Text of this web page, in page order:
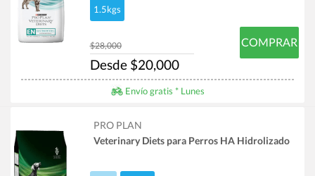
1.5kgs
$28,000
Desde $20,000
COMPRAR
Envío gratis * Lunes
PRO PLAN
Veterinary Diets para Perros HA Hidrolizado